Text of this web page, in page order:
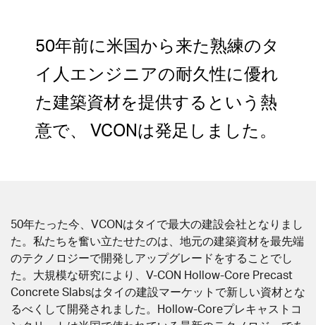
50年前に米国から来た熟練のタ
イ人エンジニアの耐久性に優れ
た建築資材を提供するという熱
意で、 VCONは発足しました。
50年たった今、VCONはタイで最大の建設会社となりまし
た。私たちを奮い立たせたのは、地元の建築資材を最先端
のテクノロジーで開発しアップグレードをすることでし
た。大規模な研究により、V-CON Hollow-Core Precast
Concrete Slabsはタイの建設マーケットで新しい資材とな
るべくして開発されました。Hollow-Coreプレキャストコ